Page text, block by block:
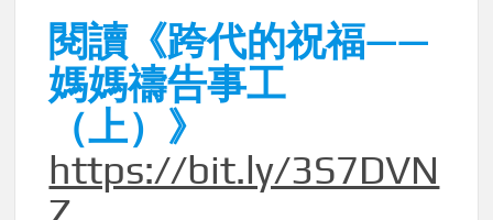
閱讀《跨代的祝福——
媽媽禱告事工
（上）》
https://bit.ly/3S7DVN